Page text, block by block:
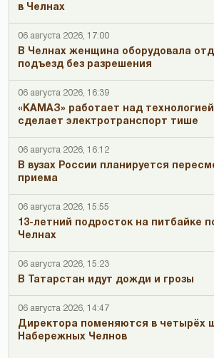
в Челнах
06 августа 2026, 17:00
В Челнах женщина оборудовала
подъезд без разрешения
06 августа 2026, 16:39
«КАМАЗ» работает над
сделает электротранспорт тише
06 августа 2026, 16:12
В вузах России планируется
приема
06 августа 2026, 15:55
13-летний подросток на питбайке
Челнах
06 августа 2026, 15:23
В Татарстан идут дожди и грозы
06 августа 2026, 14:47
Директора поменяются в четырёх
Набережных Челнов